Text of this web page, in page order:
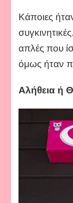
Κάποιες
απλές που
όμως ήταν
Αλήθεια ή